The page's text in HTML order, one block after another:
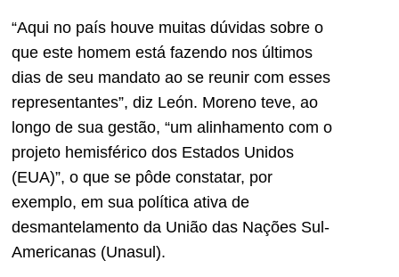
“Aqui no país houve muitas dúvidas sobre o
que este homem está fazendo nos últimos
dias de seu mandato ao se reunir com esses
representantes”, diz León. Moreno teve, ao
longo de sua gestão, “um alinhamento com o
projeto hemisférico dos Estados Unidos
(EUA)”, o que se pôde constatar, por
exemplo, em sua política ativa de
desmantelamento da União das Nações Sul-
Americanas (Unasul).